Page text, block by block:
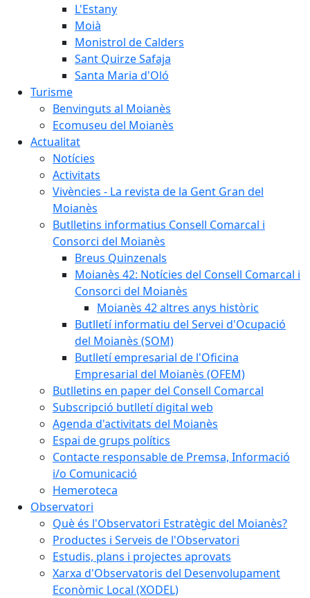
L'Estany
Moià
Monistrol de Calders
Sant Quirze Safaja
Santa Maria d'Oló
Turisme
Benvinguts al Moianès
Ecomuseu del Moianès
Actualitat
Notícies
Activitats
Vivències - La revista de la Gent Gran del
Moianès
Butlletins informatius Consell Comarcal i
Consorci del Moianès
Breus Quinzenals
Moianès 42: Notícies del Consell Comarcal i
Consorci del Moianès
Moianès 42 altres anys històric
Butlletí informatiu del Servei d'Ocupació
del Moianès (SOM)
Butlletí empresarial de l'Oficina
Empresarial del Moianès (OFEM)
Butlletins en paper del Consell Comarcal
Subscripció butlletí digital web
Agenda d'activitats del Moianès
Espai de grups polítics
Contacte responsable de Premsa, Informació
i/o Comunicació
Hemeroteca
Observatori
Què és l'Observatori Estratègic del Moianès?
Productes i Serveis de l'Observatori
Estudis, plans i projectes aprovats
Xarxa d'Observatoris del Desenvolupament
Econòmic Local (XODEL)